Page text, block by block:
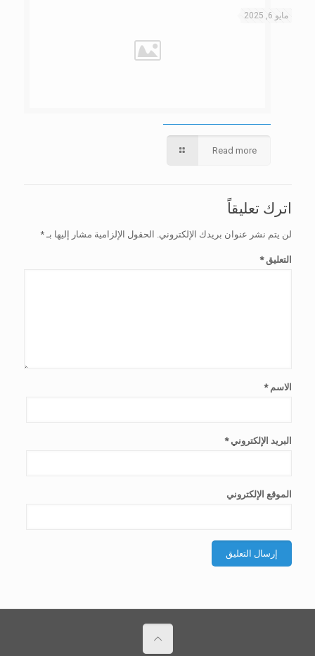
مايو 6, 2025
Read more
اترك تعليقاً
لن يتم نشر عنوان بريدك الإلكتروني. الحقول الإلزامية مشار إليها بـ*
التعليق*
الاسم*
البريد الإلكتروني*
الموقع الإلكتروني